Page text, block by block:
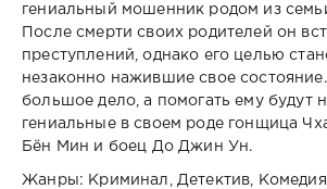
гениальный мошенник родом из
После смерти своих родителей он
преступлений, однако его целью
незаконно нажившие свое
большое дело, а помогать ему будут
гениальные в своем роде гонщица
Бён Мин и боец До Джин Ун.
Жанры: Криминал, Детектив, Комедия